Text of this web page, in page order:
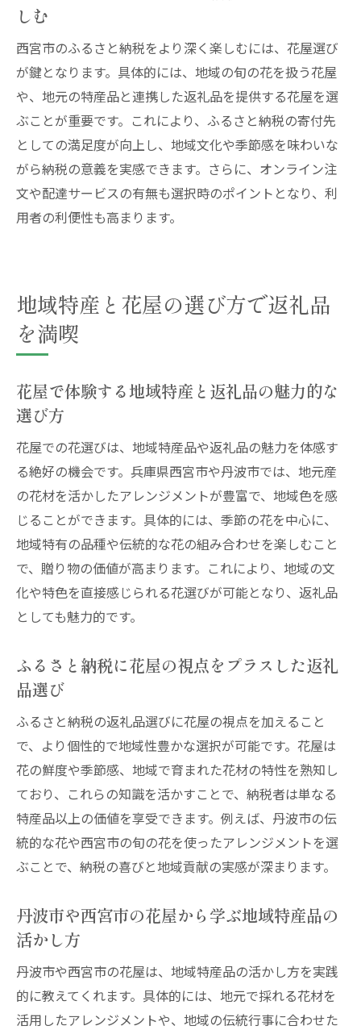
しむ
西宮市のふるさと納税をより深く楽しむには、花屋選び
が鍵となります。具体的には、地域の旬の花を扱う花屋
や、地元の特産品と連携した返礼品を提供する花屋を選
ぶことが重要です。これにより、ふるさと納税の寄付先
としての満足度が向上し、地域文化や季節感を味わいな
がら納税の意義を実感できます。さらに、オンライン注
文や配達サービスの有無も選択時のポイントとなり、利
用者の利便性も高まります。
地域特産と花屋の選び方で返礼品
を満喫
花屋で体験する地域特産と返礼品の魅力的な
選び方
花屋での花選びは、地域特産品や返礼品の魅力を体感す
る絶好の機会です。兵庫県西宮市や丹波市では、地元産
の花材を活かしたアレンジメントが豊富で、地域色を感
じることができます。具体的には、季節の花を中心に、
地域特有の品種や伝統的な花の組み合わせを楽しむこと
で、贈り物の価値が高まります。これにより、地域の文
化や特色を直接感じられる花選びが可能となり、返礼品
としても魅力的です。
ふるさと納税に花屋の視点をプラスした返礼
品選び
ふるさと納税の返礼品選びに花屋の視点を加えること
で、より個性的で地域性豊かな選択が可能です。花屋は
花の鮮度や季節感、地域で育まれた花材の特性を熟知し
ており、これらの知識を活かすことで、納税者は単なる
特産品以上の価値を享受できます。例えば、丹波市の伝
統的な花や西宮市の旬の花を使ったアレンジメントを選
ぶことで、納税の喜びと地域貢献の実感が深まります。
丹波市や西宮市の花屋から学ぶ地域特産品の
活かし方
丹波市や西宮市の花屋は、地域特産品の活かし方を実践
的に教えてくれます。具体的には、地元で採れる花材を
活用したアレンジメントや、地域の伝統行事に合わせた